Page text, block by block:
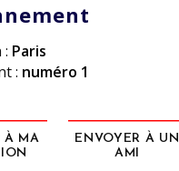
Paris
: numéro 1
À MA
ENVOYER À UN
AMI